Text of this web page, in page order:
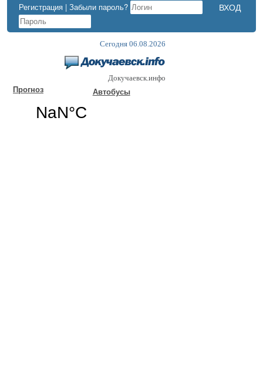
Регистрация | Забыли пароль?
Сегодня 06.08.2026
Докучаевск.инфо
Прогноз Автобусы